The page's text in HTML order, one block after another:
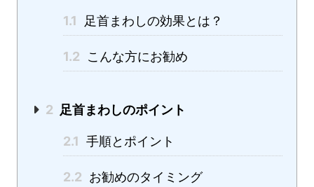
1.1 足首まわしの効果とは？
1.2 こんな方にお勧め
2 足首まわしのポイント
2.1 手順とポイント
2.2 お勧めのタイミング